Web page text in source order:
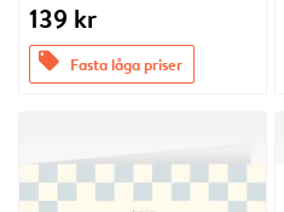
139 kr
offers Fasta låga priser